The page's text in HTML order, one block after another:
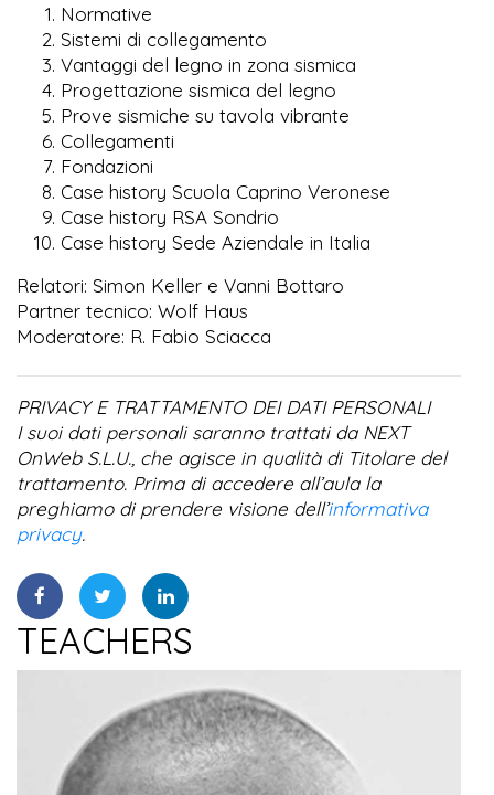
Normative
Sistemi di collegamento
Vantaggi del legno in zona sismica
Progettazione sismica del legno
Prove sismiche su tavola vibrante
Collegamenti
Fondazioni
Case history Scuola Caprino Veronese
Case history RSA Sondrio
Case history Sede Aziendale in Italia
Relatori: Simon Keller e Vanni Bottaro
Partner tecnico: Wolf Haus
Moderatore: R. Fabio Sciacca
PRIVACY E TRATTAMENTO DEI DATI PERSONALI
I suoi dati personali saranno trattati da NEXT
OnWeb S.L.U., che agisce in qualità di Titolare del
trattamento. Prima di accedere all’aula la
preghiamo di prendere visione dell’informativa
privacy.
TEACHERS